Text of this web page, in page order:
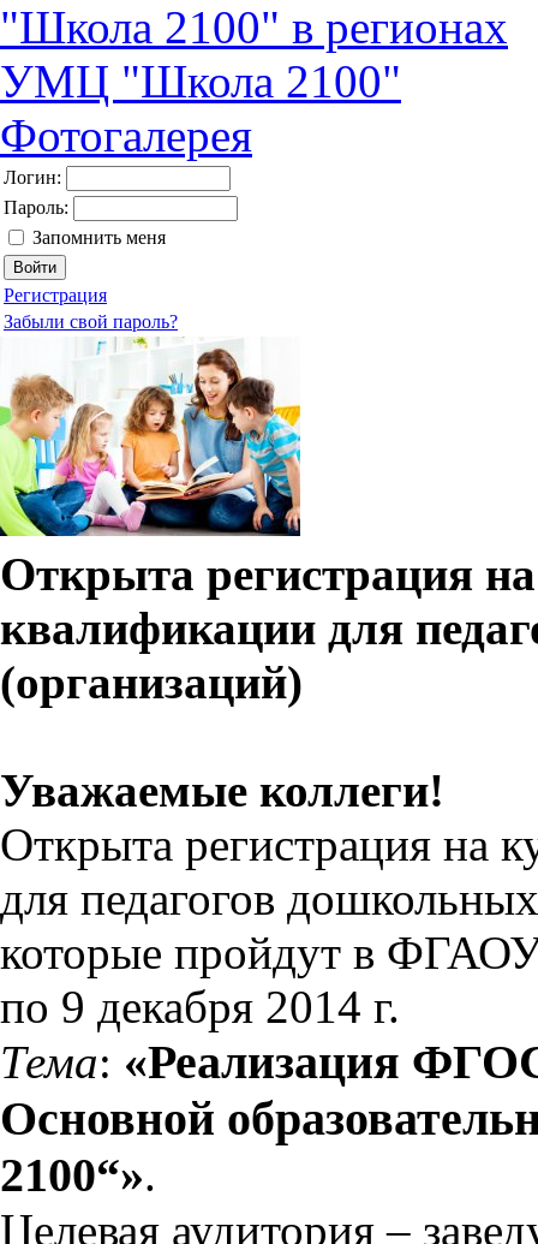
"Школа 2100" в регионах
УМЦ "Школа 2100"
Фотогалерея
Логин:
Пароль:
Запомнить меня
Регистрация
Забыли свой пароль?
Открыта регистрация
квалификации для
(организаций)
Уважаемые коллеги!
Открыта регистрация на
для педагогов
которые пройдут в
по 9 декабря 2014 г.
Тема: «Реализация
Основной
2100“».
Целевая аудитория –